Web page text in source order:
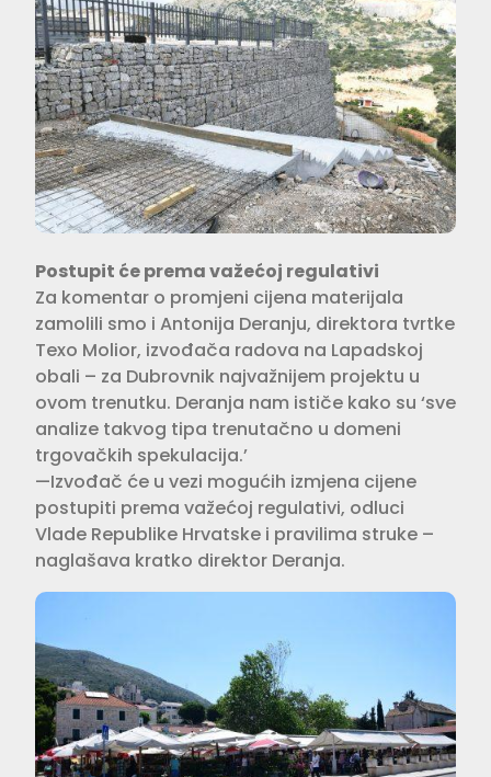
Postupit će prema važećoj regulativi
Za komentar o promjeni cijena materijala
zamolili smo i Antonija Deranju, direktora tvrtke
Texo Molior, izvođača radova na Lapadskoj
obali – za Dubrovnik najvažnijem projektu u
ovom trenutku. Deranja nam ističe kako su ‘sve
analize takvog tipa trenutačno u domeni
trgovačkih spekulacija.’
—Izvođač će u vezi mogućih izmjena cijene
postupiti prema važećoj regulativi, odluci
Vlade Republike Hrvatske i pravilima struke –
naglašava kratko direktor Deranja.